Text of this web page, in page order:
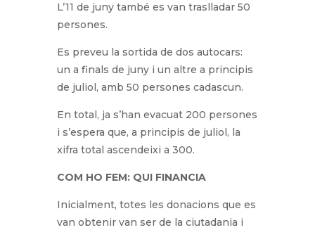
L’11 de juny també es van traslladar 50
persones.
Es preveu la sortida de dos autocars:
un a finals de juny i un altre a principis
de juliol, amb 50 persones cadascun.
En total, ja s’han evacuat 200 persones
i s’espera que, a principis de juliol, la
xifra total ascendeixi a 300.
COM HO FEM: QUI FINANCIA
Inicialment, totes les donacions que es
van obtenir van ser de la ciutadania i